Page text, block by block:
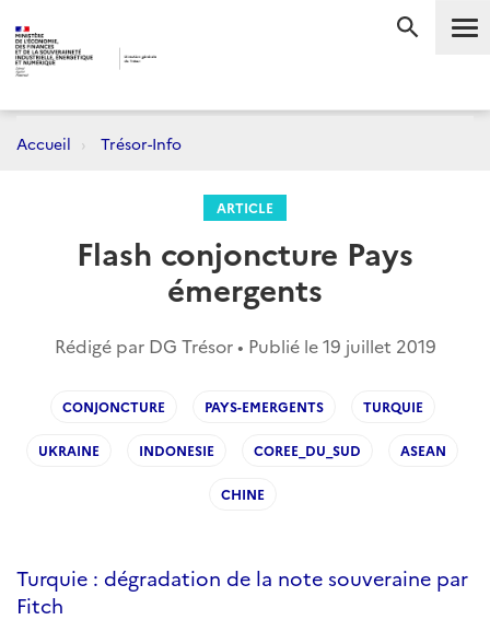
Accueil Trésor-Info
ARTICLE
Flash conjoncture Pays
émergents
Rédigé par DG Trésor • Publié le19 juillet 2019
CONJONCTURE PAYS-EMERGENTS TURQUIE
UKRAINE INDONESIE COREE_DU_SUD ASEAN
CHINE
Turquie : dégradation de la note souveraine par
Fitch